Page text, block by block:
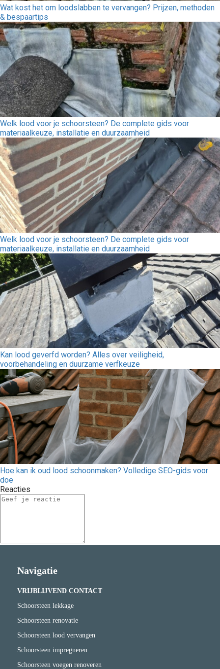
Wat kost het om loodslabben te vervangen? Prijzen, methoden
& bespaartips
Welk lood voor je schoorsteen? De complete gids voor
materiaalkeuze, installatie en duurzaamheid
Welk lood voor je schoorsteen? De complete gids voor
materiaalkeuze, installatie en duurzaamheid
Kan lood geverfd worden? Alles over veiligheid,
voorbehandeling en duurzame verfkeuze
Hoe kan ik oud lood schoonmaken? Volledige SEO-gids voor
doe
Reacties
Navigatie
VRIJBLIJVEND CONTACT
Schoorsteen lekkage
Schoorsteen renovatie
Schoorsteen lood vervangen
Schoorsteen impregneren
Schoorsteen voegen renoveren